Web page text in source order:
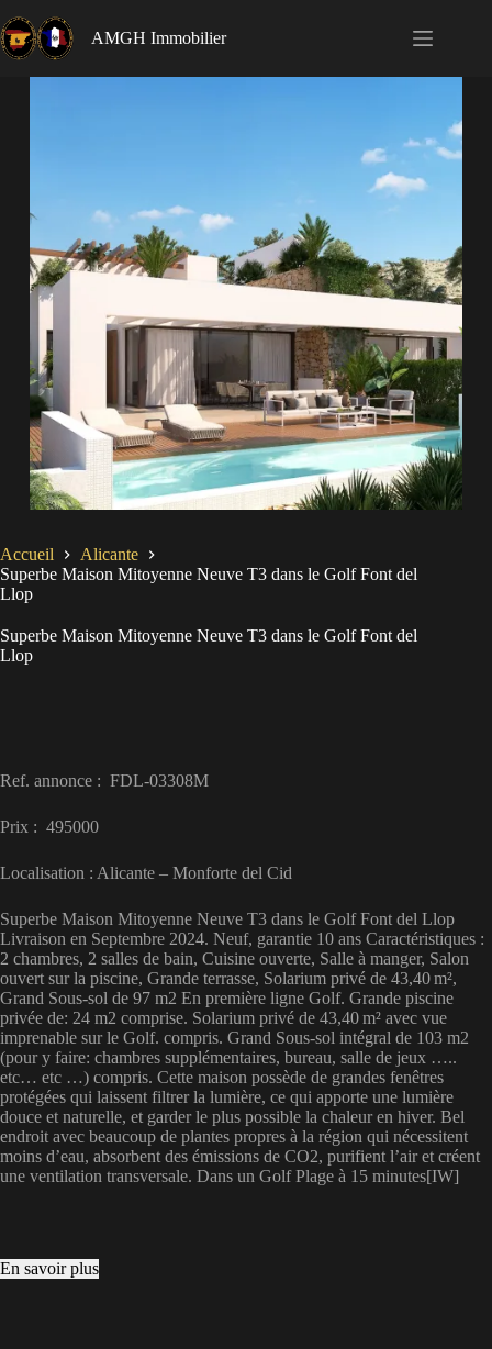
AMGH Immobilier
Accueil
Alicante
Superbe Maison Mitoyenne Neuve T3 dans le Golf Font del
Llop
Superbe Maison Mitoyenne Neuve T3 dans le Golf Font del
Llop
Ref. annonce : FDL-03308M
Prix : 495000
Localisation : Alicante – Monforte del Cid
Superbe Maison Mitoyenne Neuve T3 dans le Golf Font del Llop
Livraison en Septembre 2024. Neuf, garantie 10 ans Caractéristiques :
2 chambres, 2 salles de bain, Cuisine ouverte, Salle à manger, Salon
ouvert sur la piscine, Grande terrasse, Solarium privé de 43,40 m²,
Grand Sous-sol de 97 m2 En première ligne Golf. Grande piscine
privée de: 24 m2 comprise. Solarium privé de 43,40 m² avec vue
imprenable sur le Golf. compris. Grand Sous-sol intégral de 103 m2
(pour y faire: chambres supplémentaires, bureau, salle de jeux …..
etc… etc …) compris. Cette maison possède de grandes fenêtres
protégées qui laissent filtrer la lumière, ce qui apporte une lumière
douce et naturelle, et garder le plus possible la chaleur en hiver. Bel
endroit avec beaucoup de plantes propres à la région qui nécessitent
moins d’eau, absorbent des émissions de CO2, purifient l’air et créent
une ventilation transversale. Dans un Golf Plage à 15 minutes[IW]
En savoir plus